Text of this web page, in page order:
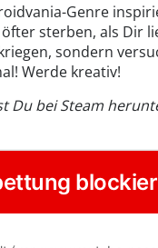
Genre
sterben, als Dir
sondern
Werde kreativ!
Du bei Steam